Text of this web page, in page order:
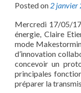
Posted on 2 janvier
Mercredi 17/05/
énergie, Claire
mode
d’innovation
concevoir un
principales
préparer la